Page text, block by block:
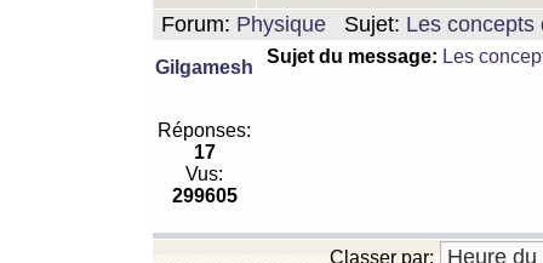
Forum: Physique Sujet: Les concepts
Gilgamesh
Sujet du message: Les
Réponses:
17
Vus:
299605
Classer par: